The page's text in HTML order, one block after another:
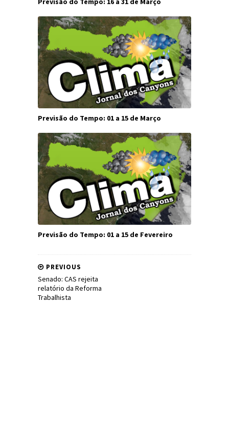
Previsão do Tempo: 01 a 15 de Março
Previsão do Tempo: 01 a 15 de Fevereiro
PREVIOUS
Senado: CAS rejeita
relatório da Reforma
Trabalhista